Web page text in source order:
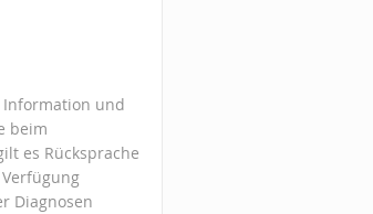
Information und
beim
es Rücksprache
Diagnosen